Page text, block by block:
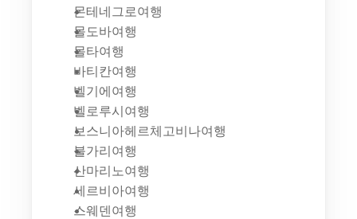
몬테네그로여행
몰도바여행
몰타여행
바티칸여행
벨기에여행
벨로루시여행
보스니아헤르체고비나여행
불가리여행
산마리노여행
세르비아여행
스웨덴여행